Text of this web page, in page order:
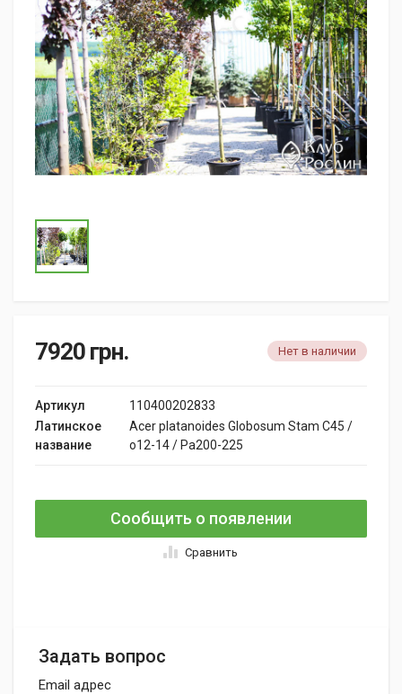
7920 грн. Нет в наличии
Артикул
110400202833
Латинское
название
Acer platanoides Globosum Stam C45 /
o12-14 / Pa200-225
Сообщить о появлении
Сравнить
Задать вопрос
Email адрес